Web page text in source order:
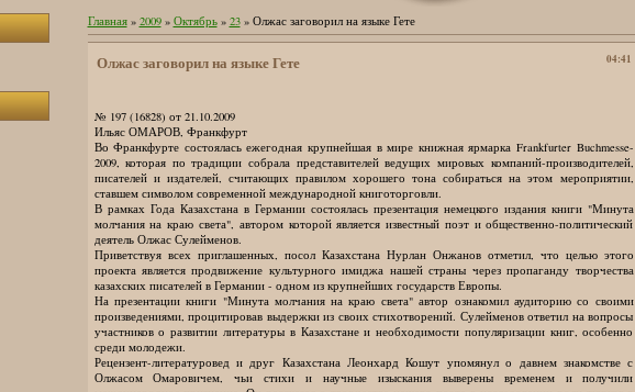
Главная» 2009 » Октябрь » 23» Олжас заговорил на языке Гете
04:41
Олжас заговорил на языке Гете
№ 197 (16828) от 21.10.2009
Ильяс ОМАРОВ, Франкфурт
Во Франкфурте состоялась ежегодная крупнейшая в мире книжная ярмарка Frankfurter Buchmesse-
2009, которая по традиции собрала представителей ведущих мировых компаний-производителей,
писателей и издателей, считающих правилом хорошего тона собираться на этом мероприятии,
ставшем символом современной международной книготорговли.
В рамках Года Казахстана в Германии состоялась презентация немецкого издания книги "Минута
молчания на краю света", автором которой является известный поэт и общественно-политический
деятель Олжас Сулейменов.
Приветствуя всех приглашенных, посол Казахстана Нурлан Онжанов отметил, что целью этого
проекта является продвижение культурного имиджа нашей страны через пропаганду творчества
казахских писателей в Германии - одном из крупнейших государств Европы.
На презентации книги "Минута молчания на краю света" автор ознакомил аудиторию со своими
произведениями, процитировав выдержки из своих стихотворений. Сулейменов ответил на вопросы
участников о развитии литературы в Казахстане и необходимости популяризации книг, особенно
среди молодежи.
Рецензент-литературовед и друг Казахстана Леонхард Кошут упомянул о давнем знакомстве с
Олжасом Омаровичем, чьи стихи и научные изыскания выверены временем и получили